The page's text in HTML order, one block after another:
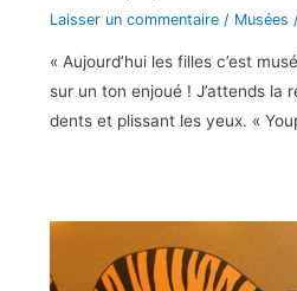
Laisser un commentaire / Musées
« Aujourd’hui les filles c’est
sur un ton enjoué ! J’attends la
dents et plissant les yeux. «